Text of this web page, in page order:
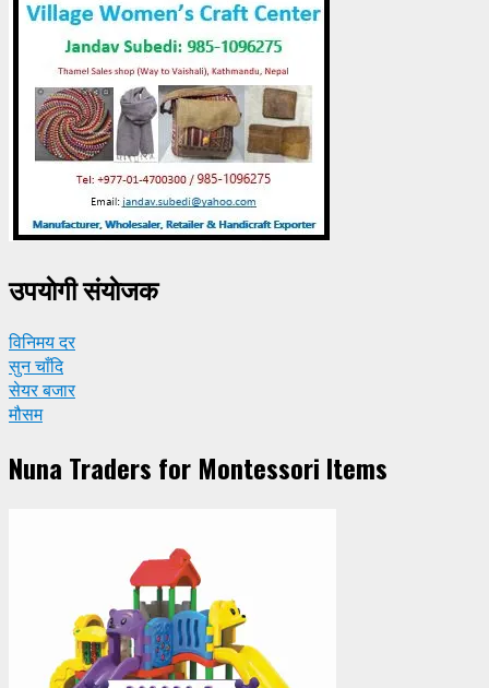
उपयाेगी संयाेजक
विनिमय दर
सुन चाँदि
सेयर बजार
मौसम
Nuna Traders for Montessori Items